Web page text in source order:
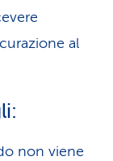
al
non viene